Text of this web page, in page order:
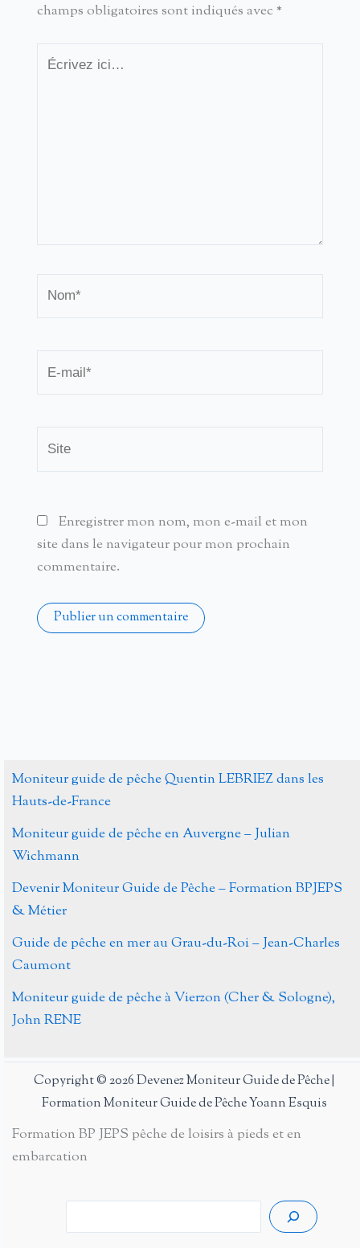
champs obligatoires sont indiqués avec *
Écrivez
mail*
Enregistrer mon nom, mon e-mail et mon
site dans le navigateur pour mon prochain
commentaire.
Moniteur guide de pêche Quentin LEBRIEZ dans les
Hauts-de-France
Moniteur guide de pêche en Auvergne – Julian
Wichmann
Devenir Moniteur Guide de Pêche – Formation BPJEPS
& Métier
Guide de pêche en mer au Grau-du-Roi – Jean-Charles
Caumont
Moniteur guide de pêche à Vierzon (Cher & Sologne),
John RENE
Copyright © 2026 Devenez Moniteur Guide de Pêche |
Formation Moniteur Guide de Pêche Yoann Esquis
Formation BP JEPS pêche de loisirs à pieds et en
embarcation